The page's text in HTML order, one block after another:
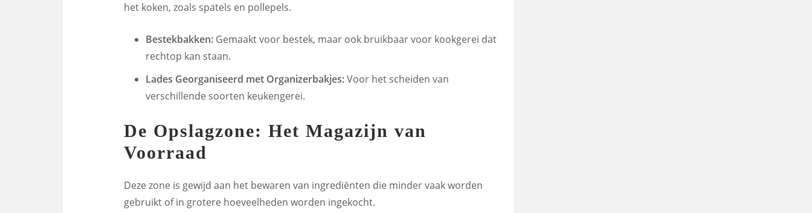
het koken, zoals spatels en pollepels.
Bestekbakken: Gemaakt voor bestek, maar ook bruikbaar voor kookgerei dat
rechtop kan staan.
Lades Georganiseerd met Organizerbakjes:Voor het scheiden van
verschillende soorten keukengerei.
De Opslagzone: Het Magazijn van
Voorraad
Deze zone is gewijd aan het bewaren van ingrediënten die minder vaak worden
gebruikt of in grotere hoeveelheden worden ingekocht.